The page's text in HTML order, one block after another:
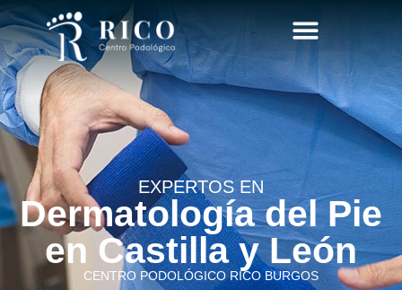
EXPERTOS EN
Dermatología del Pie
en Castilla y León
CENTRO PODOLÓGICO RICO BURGOS